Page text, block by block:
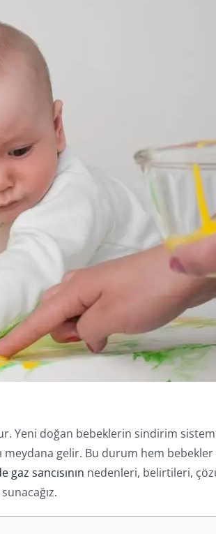
Yeni doğan bebeklerin sindirim
meydana gelir. Bu durum hem bebekler
gaz sancısının nedenleri, belirtileri,